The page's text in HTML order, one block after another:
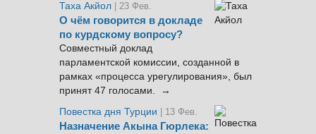
Таха Акйол | 23 Фев.
О чём говорится в докладе
по курдскому вопросу?
Совместный доклад
парламентской комиссии, созданной в
рамках «процесса урегулирования», был
принят 47 голосами. →
Повестка дня Турции
| 13 Фев.
Назначение Акына Гюрлека: